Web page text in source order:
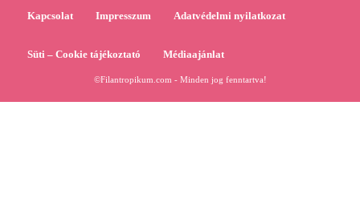
Kapcsolat Impresszum Adatvédelmi nyilatkozat
Süti – Cookie tájékoztató Médiaajánlat
©Filantropikum.com - Minden jog fenntartva!